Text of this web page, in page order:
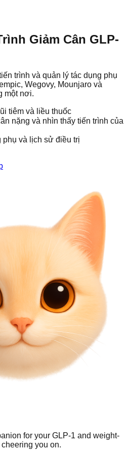
Giảm Cân GLP-
trình và quản lý tác dụng phụ
Wegovy, Mounjaro và
một nơi.
tiêm và liều thuốc
nặng và nhìn thấy tiến trình của
phụ và lịch sử điều trị
for your GLP-1 and weight-
you on.